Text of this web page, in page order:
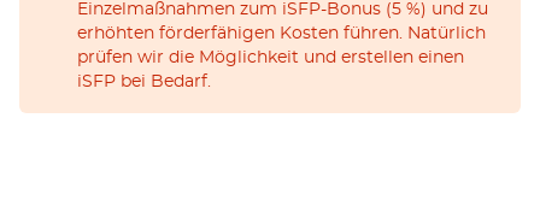
Ein­zel­maß­nah­men zum iSFP-Bonus (5 %) und zu
erhöh­ten för­der­fä­hi­gen Kos­ten füh­ren. Natür­lich
prü­fen wir die Mög­lich­keit und erstel­len einen
iSFP bei Bedarf.